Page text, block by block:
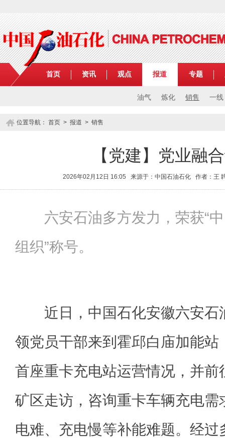
首页 资讯 观点 报道
油气 炼化 销售 一线
专题
位置导航： 首页 > 报道 > 销售
【党建】党业融
2026年02月12日 16:05 来源于：中国石油石化 作者：王
六安石油多方发力，荣获“
组织”称号。
近日，中国石化安徽六安石
领党员干部来到霍邱白庙加能站
首座重卡充电站运营情况，并前
矿区走访，咨询重卡车辆充电需
电难、充电慢等补能难题。经